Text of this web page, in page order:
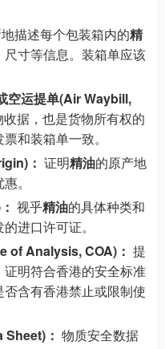
描述每个包装箱内的精
寸等信息。装箱单应该
空运提单(Air Waybill,
据，也是货物所有权的
和装箱单一致。
： 证明精油的原产地
。
视乎精油的具体种类和
进口许可证。
of Analysis, COA)： 提
明符合香港的安全标准
含有香港禁止或限制使
： 物质安全数据